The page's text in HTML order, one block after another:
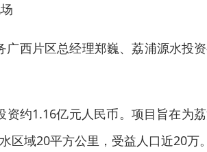
西片区总经理郑巍、荔浦源水投
约1.16亿元人民币。项目旨在为荔
域20平方公里，受益人口近20万。